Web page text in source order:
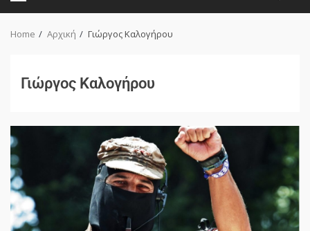
Home Αρχική Γιώργος Καλογήρου
Γιώργος Καλογήρου